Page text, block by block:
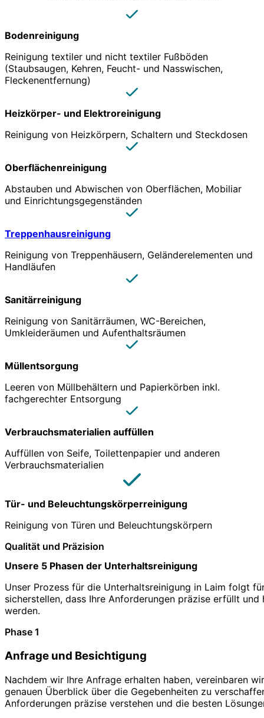
Bodenreinigung
Reinigung textiler und nicht textiler Fußböden
(Staubsaugen, Kehren, Feucht- und Nasswischen,
Fleckenentfernung)
Heizkörper- und Elektroreinigung
Reinigung von Heizkörpern, Schaltern und Steckdosen
Oberflächenreinigung
Abstauben und Abwischen von Oberflächen, Mobiliar
und Einrichtungsgegenständen
Treppenhausreinigung
Reinigung von Treppenhäusern, Geländerelementen und
Handläufen
Sanitärreinigung
Reinigung von Sanitärräumen, WC-Bereichen,
Umkleideräumen und Aufenthaltsräumen
Müllentsorgung
Leeren von Müllbehältern und Papierkörben inkl.
fachgerechter Entsorgung
Verbrauchsmaterialien auffüllen
Auffüllen von Seife, Toilettenpapier und anderen
Verbrauchsmaterialien
Tür- und Beleuchtungskörperreinigung
Reinigung von Türen und Beleuchtungskörpern
Qualität und Präzision
Unsere 5 Phasen der Unterhaltsreinigung
Unser Prozess für die Unterhaltsreinigung in Laim folgt
sicherstellen, dass Ihre Anforderungen präzise erfüllt
werden.
Phase 1
Anfrage und Besichtigung
Nachdem wir Ihre Anfrage erhalten haben, vereinbaren
genauen Überblick über die Gegebenheiten zu
Anforderungen präzise verstehen und die besten